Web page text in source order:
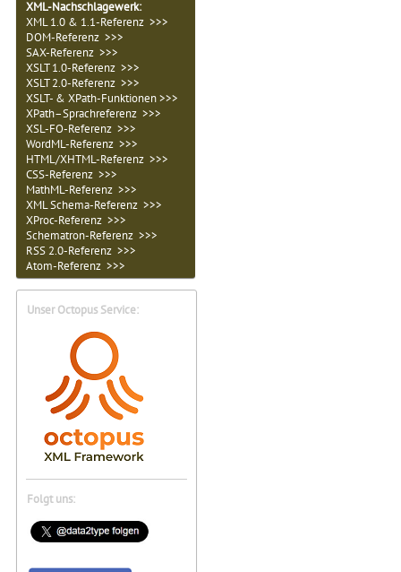
XML-Nachschlagewerk:
XML 1.0 & 1.1-Referenz >>>
DOM-Referenz >>>
SAX-Referenz >>>
XSLT 1.0-Referenz >>>
XSLT 2.0-Referenz >>>
XSLT- & XPath-Funktionen >>>
XPath–Sprachreferenz >>>
XSL-FO-Referenz >>>
WordML-Referenz >>>
HTML/XHTML-Referenz >>>
CSS-Referenz >>>
MathML-Referenz >>>
XML Schema-Referenz >>>
XProc-Referenz >>>
Schematron-Referenz >>>
RSS 2.0-Referenz >>>
Atom-Referenz >>>
Unser Octopus Service:
Folgt uns: